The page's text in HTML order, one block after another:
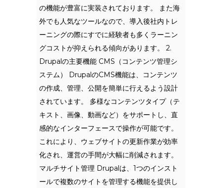
の機能が豊富に実装されております。 また海
外でも人気なツールなので、導入後社内トレ
ーニングの際にすでに経験者も多くラーニン
グコストが抑えられる傾向があります。 2.
Drupalの主要機能 CMS（コンテンツ管理シ
ステム） DrupalのCMS機能は、コンテンツ
の作成、管理、公開を簡単に行えるよう設計
されています。 多様なコンテンツタイプ（テ
キスト、画像、動画など）をサポートし、直
感的なインターフェースで操作が可能です。
これにより、ウェブサイトの更新作業が効率
化され、運営の手間が大幅に削減されます。
マルチサイト管理 Drupalは、1つのインスト
ールで複数のサイトを管理する機能を提供し